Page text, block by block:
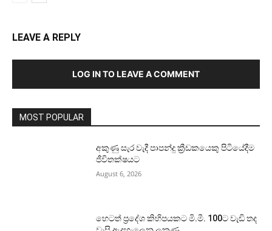
LEAVE A REPLY
LOG IN TO LEAVE A COMMENT
MOST POPULAR
අකුණු සැර වැදී පාපන්දු ක්‍රීඩකයෙකු පිටියේදීම
ජීවිතක්ෂයට
August 6, 2026
හෙටත් ප්‍රදේශ කිහිපයකට මි.මී. 100ට වැඩි තද